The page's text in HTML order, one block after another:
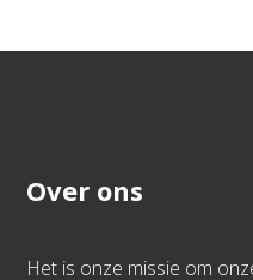
Over ons
Het is onze missie om